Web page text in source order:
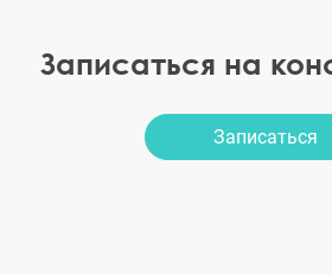
Записаться на
Записаться